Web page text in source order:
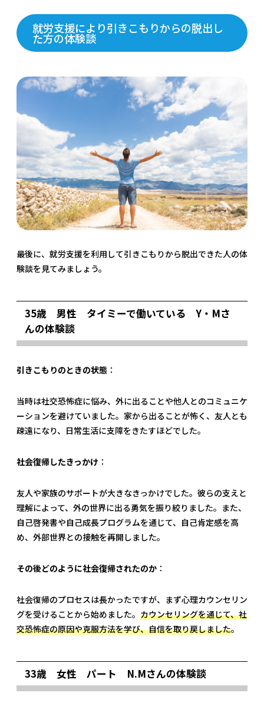
就労支援により引きこもりからの脱出し
た方の体験談
最後に、就労支援を利用して引きこもりから脱出できた人の体
験談を見てみましょう。
35歳 男性 タイミーで働いている Y・Mさ
んの体験談
引きこもりのときの状態 ：
当時は社交恐怖症に悩み、外に出ることや他人とのコミュニケ
ーションを避けていました。家から出ることが怖く、友人とも
疎遠になり、日常生活に支障をきたすほどでした。
社会復帰したきっかけ ：
友人や家族のサポートが大きなきっかけでした。彼らの支えと
理解によって、外の世界に出る勇気を振り絞りました。また、
自己啓発書や自己成長プログラムを通じて、自己肯定感を高
め、外部世界との接触を再開しました。
その後どのように社会復帰されたのか ：
社会復帰のプロセスは長かったですが、まず心理カウンセリン
グを受けることから始めました。 カウンセリングを通じて、社
交恐怖症の原因や克服方法を学び、自信を取り戻しました。
33歳 女性 パート N.Mさんの体験談